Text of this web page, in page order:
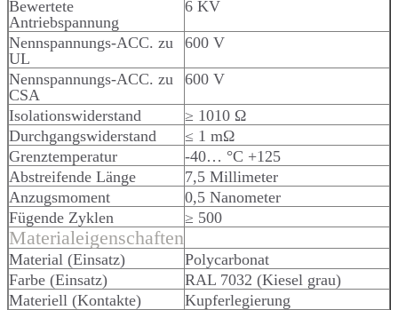
Bewertete
Antriebspannung
6 KV
Nennspannungs-ACC. zu
UL
600 V
Nennspannungs-ACC. zu
CSA
600 V
Isolationswiderstand
≥ 1010 Ω
Durchgangswiderstand
≤ 1 mΩ
Grenztemperatur
-40… °C +125
Abstreifende Länge
7,5 Millimeter
Anzugsmoment
0,5 Nanometer
Fügende Zyklen
≥ 500
Materialeigenschaften
Material (Einsatz)
Polycarbonat
Farbe (Einsatz)
RAL 7032 (Kiesel grau)
Materiell (Kontakte)
Kupferlegierung